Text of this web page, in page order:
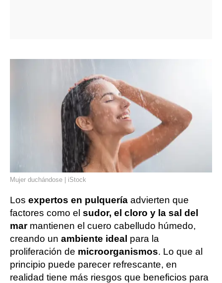
Mujer duchándose | iStock
Los expertos en pulquería advierten que
factores como el sudor, el cloro y la sal del
marmantienen el cuero cabelludo húmedo,
creando un ambiente ideal para la
proliferación de microorganismos. Lo que al
principio puede parecer refrescante, en
realidad tiene más riesgos que beneficios para